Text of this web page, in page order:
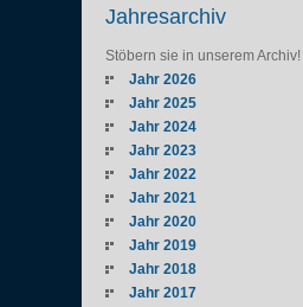
Jahresarchiv
Stöbern sie in unserem Archiv!
Jahr 2026
Jahr 2025
Jahr 2024
Jahr 2023
Jahr 2022
Jahr 2021
Jahr 2020
Jahr 2019
Jahr 2018
Jahr 2017